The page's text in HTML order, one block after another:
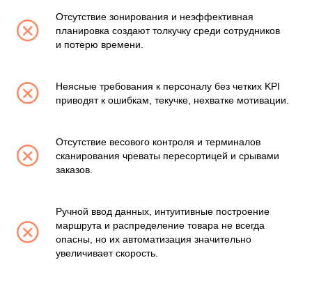
Отсутствие зонирования и неэффективная
планировка создают толкучку среди сотрудников
и потерю времени.
Неясные требования к персоналу без четких KPI
приводят к ошибкам, текучке, нехватке мотивации.
Отсутствие весового контроля и терминалов
сканирования чреваты пересортицей и срывами
заказов.
Ручной ввод данных, интуитивные построение
маршрута и распределение товара не всегда
опасны, но их автоматизация значительно
увеличивает скорость.